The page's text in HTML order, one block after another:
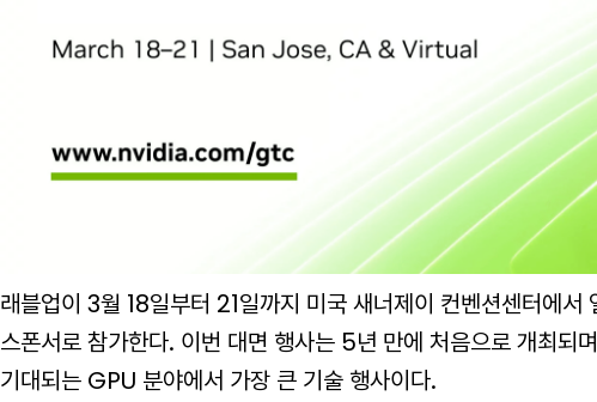
래블업이 3월 18일부터 21일까지 미국 새너제이 컨벤션센터에
스폰서로 참가한다. 이번 대면 행사는 5년 만에 처음으로 개최되
기대되는 GPU 분야에서 가장 큰 기술 행사이다.